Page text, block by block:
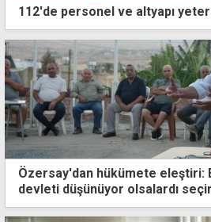
112'de personel ve altyapı
Özersay'dan hükümete eleştiri:
devleti düşünüyor olsalardı
yaparlardı